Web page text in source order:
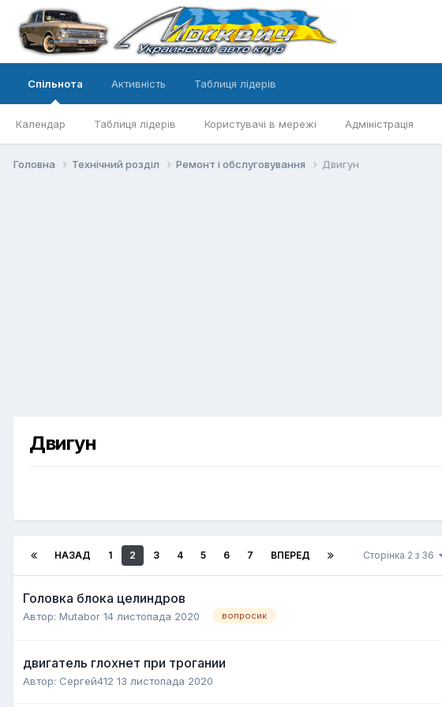
Спільнота
Календар Таблиця лідерів Користувачі в мережі Адміністрація
Активність Таблиця лідерів
Головна Технічний розділ Ремонт і обслуговування Двигун
Двигун
НАЗАД 1 2 3 4 5 6 7 ВПЕРЕД Сторінка 2 з 36
Головка блока целиндров
Автор: Mutabor 14 листопада 2020 вопросик
двигатель глохнет при трогании
Автор: Сергей412 13 листопада 2020